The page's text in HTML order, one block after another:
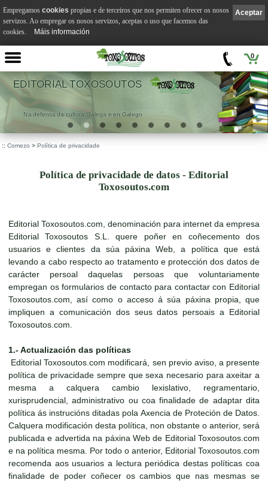
0
EDITORIAL TOXOSOUTOS
Na defensa da cultura Galega e en Galego
:: Comezo > Política de privacidade
Política de privacidade de datos - Editorial
Toxosoutos.com
Editorial Toxosoutos.com, denominación para internet da empresa
Editorial Toxosoutos S.L. quere poñer en coñecemento dos
usuarios e clientes da súa páxina Web, a política que está
levando a cabo respecto ao tratamento e protección dos datos de
carácter persoal daquelas persoas que voluntariamente
empregan os formularios de contacto para contactar con Editorial
Toxosoutos.com, así como o acceso á súa páxina propia, que
impliquen a comunicación dos seus datos persoais a Editorial
Toxosoutos.com.
1.- Actualización das políticas
Editorial Toxosoutos.com modificará, sen previo aviso, a presente
política de privacidade sempre que sexa necesario para axeitar a
mesma a calquera cambio lexislativo, regramentario,
xurisprudencial, administrativo ou coa finalidade de adaptar dita
política ás instrucións ditadas pola Axencia de Proteción de Datos.
Calquera modificación desta política, non obstante o anterior, será
publicada e advertida na páxina Web de Editorial Toxosoutos.com
e na política mesma. Por todo o anterior, Editorial Toxosoutos.com
recomenda aos usuarios a lectura periódica destas políticas coa
finalidade de poder coñecer os cambios que nas mesmas se
Aceptar
Empregamos cookies propias e de terceiros que nos permiten ofrecer os nosos
servizos. Ao empregar os nosos servizos, aceptas o uso que facemos das
cookies.
Máis información